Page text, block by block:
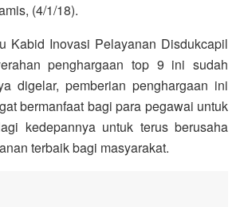
(4/1/18).
Kabid Inovasi Pelayanan Disdukcapil
penghargaan top 9 ini sudah
digelar, pemberian penghargaan ini
bermanfaat bagi para pegawai untuk
kedepannya untuk terus berusaha
terbaik bagi masyarakat.